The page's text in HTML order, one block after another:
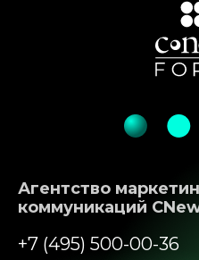
Агентство
коммуникаций
+7 (495) 500-00-36